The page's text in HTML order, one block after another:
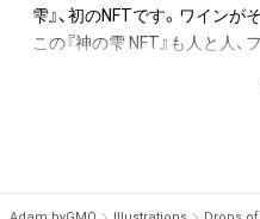
知的財産権を有することを意
・本アイテムの著作権を有す
アイテムの保有者が有する権
権を侵害するおそれのある行
雫』、初のNFTです。ワインが
この『神の雫 NFT』も人と人
さらに『神の雫 NFT』保有者